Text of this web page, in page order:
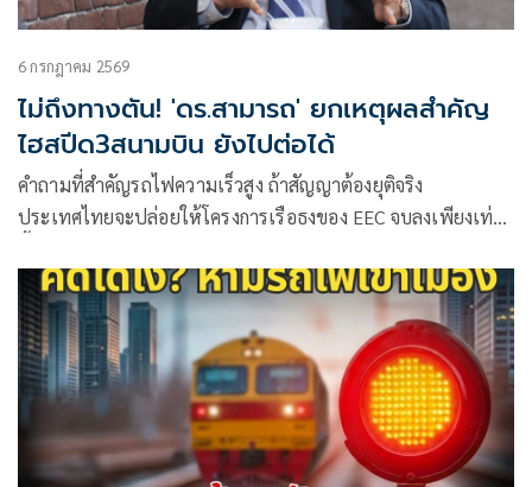
6 กรกฎาคม 2569
ไม่ถึงทางตัน! 'ดร.สามารถ' ยกเหตุผลสำคัญ
ไฮสปีด3สนามบิน ยังไปต่อได้
คำถามที่สำคัญรถไฟความเร็วสูง ถ้าสัญญาต้องยุติจริง
ประเทศไทยจะปล่อยให้โครงการเรือธงของ EEC จบลงเพียงเท่า